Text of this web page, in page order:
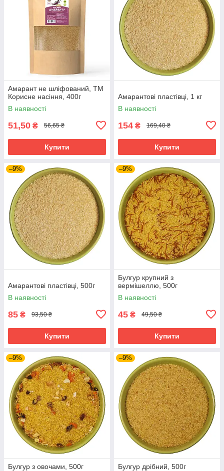
Амарант не шліфований, ТМ
Корисне насіння, 400г
В наявності
51,50 ₴ 56,65 ₴
Купити
Амарантові пластівці, 1 кг
В наявності
154 ₴ 169,40 ₴
Купити
–9%
Амарантові пластівці, 500г
В наявності
85 ₴ 93,50 ₴
Купити
–9%
Булгур крупний з
вермішеллю, 500г
В наявності
45 ₴ 49,50 ₴
Купити
–9%
Булгур з овочами, 500г
–9%
Булгур дрібний, 500г